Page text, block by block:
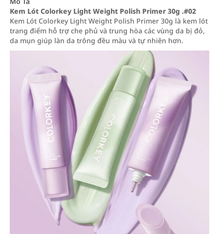
Kem Lót Colorkey Light Weight Polish Primer 30g .#02
Kem Lót Colorkey Light Weight Polish Primer 30g là kem lót
trang điểm hỗ trợ che phủ và trung hòa các vùng da bị đỏ,
da mụn giúp làn da trông đều màu và tự nhiên hơn.